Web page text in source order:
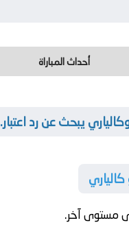
أحداث المباراة
يبحث عن رد اعتبار.
مستوى آخر.